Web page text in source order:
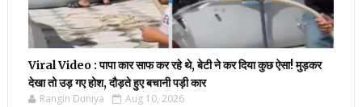
Viral Video : पापा कार साफ कर रहे थे, बेटी ने कर दिया कुछ ऐसा! मुड़कर
देखा तो उड़ गए होश, दौड़ते हुए बचानी पड़ी कार
Rangin Duniya Aug 10, 2026